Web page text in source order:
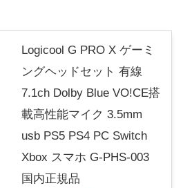
Logicool G PRO X ゲーミ
ングヘッドセット 有線
7.1ch Dolby Blue VO!CE搭
載高性能マイク 3.5mm
usb PS5 PS4 PC Switch
Xbox スマホ G-PHS-003
国内正規品